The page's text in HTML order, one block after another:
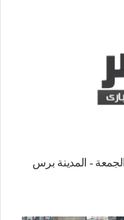
- المدينة برس